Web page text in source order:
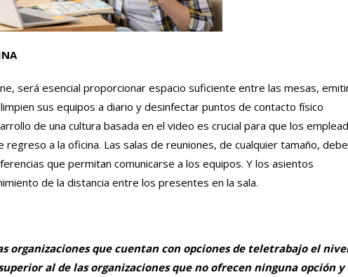
será esencial proporcionar espacio suficiente entre las mesas,
sus equipos a diario y desinfectar puntos de contacto físico
de una cultura basada en el video es crucial para que los
a la oficina. Las salas de reuniones, de cualquier tamaño,
que permitan comunicarse a los equipos. Y los asientos
de la distancia entre los presentes en la sala.
organizaciones que cuentan con opciones de teletrabajo el
al de las organizaciones que no ofrecen ninguna opción y